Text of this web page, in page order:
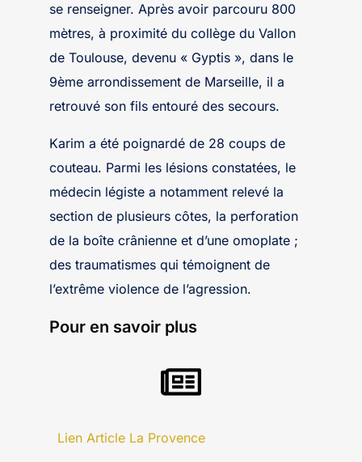
se renseigner. Après avoir parcouru 800
mètres, à proximité du collège du Vallon
de Toulouse, devenu « Gyptis », dans le
9ème arrondissement de Marseille, il a
retrouvé son fils entouré des secours.
Karim a été poignardé de 28 coups de
couteau. Parmi les lésions constatées, le
médecin légiste a notamment relevé la
section de plusieurs côtes, la perforation
de la boîte crânienne et d’une omoplate ;
des traumatismes qui témoignent de
l’extrême violence de l’agression.
Pour en savoir plus
Lien Article La Provence